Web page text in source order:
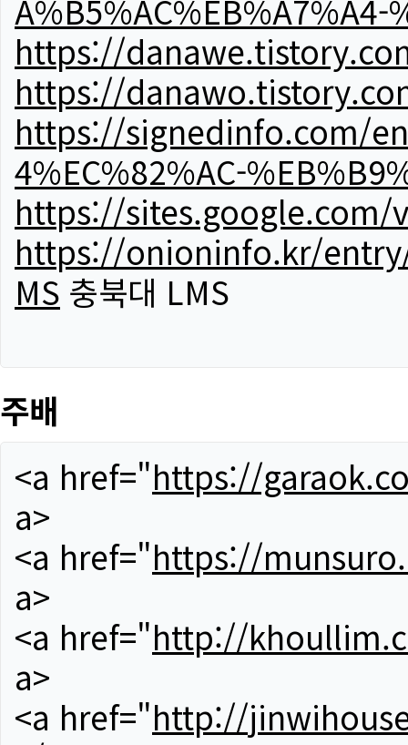
A%B5%AC%EB%A7%A4-
https://
https://
https://signedinfo.com/
4%EC%82%AC-
https://sites.google.com/
https://onioninfo.kr/entry/
MS 충북대 LMS
주배
<a href="https://
a>
<a href="https://
a>
<a href="http://
a>
<a href="http://